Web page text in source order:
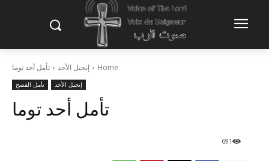
Home إنجيل الأحد تأمل أحد توما
إنجيل الأحد تأمل الفصح
تأمل أحد توما
691